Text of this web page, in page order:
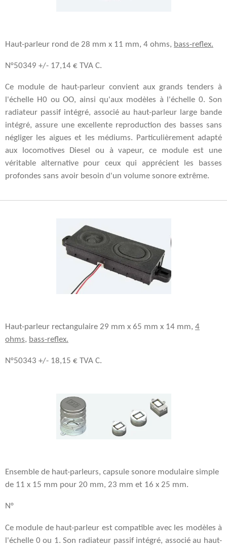
Haut-parleur rond de 28 mm x 11 mm, 4 ohms, bass-reflex.
N°50349 +/- 17,14 € TVA C.
Ce module de haut-parleur convient aux grands tenders à
l'échelle H0 ou OO, ainsi qu'aux modèles à l'échelle 0. Son
radiateur passif intégré, associé au haut-parleur large bande
intégré, assure une excellente reproduction des basses sans
négliger les aigues et les médiums. Particulièrement adapté
aux locomotives Diesel ou à vapeur, ce module est une
véritable alternative pour ceux qui apprécient les basses
profondes sans avoir besoin d'un volume sonore extrême.
Haut-parleur rectangulaire 29 mm x 65 mm x 14 mm, 4
ohms, bass-reflex.
N°50343 +/- 18,15 € TVA C.
Ensemble de haut-parleurs, capsule sonore modulaire simple
de 11 x 15 mm pour 20 mm, 23 mm et 16 x 25 mm.
N°
Ce module de haut-parleur est compatible avec les modèles à
l'échelle 0 ou 1. Son radiateur passif intégré, associé au haut-